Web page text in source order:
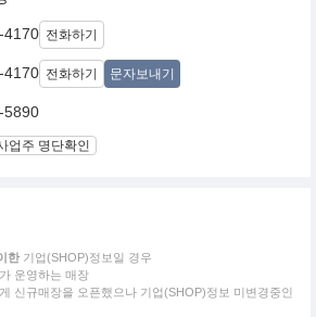
4170 전화하기
4170 전화하기 문자보내기
5890
업주 명단확인
한 기업(SHOP)정보일 경우
운영하는 매장
신규매장을 오픈했으나 기업(SHOP)정보 미변경중인